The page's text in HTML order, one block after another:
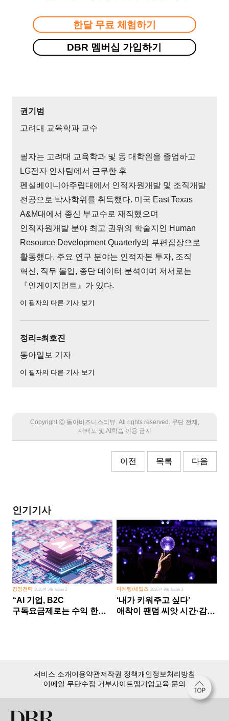
한달 무료 체험하기
DBR 멤버십 가입하기
권기범
고려대 교육학과 교수
필자는 고려대 교육학과 및 동 대학원을 졸업하고
LG전자 인사팀에서 근무한 후
펜실베이니아주립대에서 인적자원개발 및 조직개발
전공으로 박사학위를 취득했다. 미국 East Texas
A&M대에서 종신 부교수로 재직했으며
인적자원개발 분야 최고 권위의 학술지인 Human
Resource Development Quarterly의 부편집장으로
활동했다. 주요 연구 분야는 인적자본 투자, 조직
혁신, 직무 몰입, 종단 데이터 분석이며 저서로는
『인게이지먼트』가 있다.
이 필자의 다른 기사 보기
정리=최호진
동아일보 기자
이 필자의 다른 기사 보기
Copyright Ⓒ 동아비즈니스리뷰. All rights reserved. 무단 전재,
재배포 및 AI학습 이용 금지
이전 목록 다음
인기기사
경영전략 2026년 5월 Issue 2
“AI 기업, B2C
구독요금제로는 수익 한계
마케팅/세일즈 2026년 8월 Issue 1
‘내가 키워주고 싶다’
애착이 팬덤 씨앗 시간·감정
서비스 소개이용약관저작권 정책개인정보처리방침
이메일 무단수집 거부사이트맵기업교육 문의